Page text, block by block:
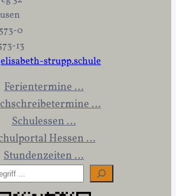
0
13
strupp.schule
Ferientermine …
…
Schulessen …
Hessen …
Stundenzeiten …